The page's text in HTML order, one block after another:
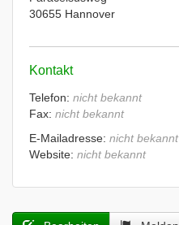
30655 Hannover
Kontakt
Telefon: nicht bekannt
Fax: nicht bekannt
E-Mailadresse: nicht bekannt
Website: nicht bekannt